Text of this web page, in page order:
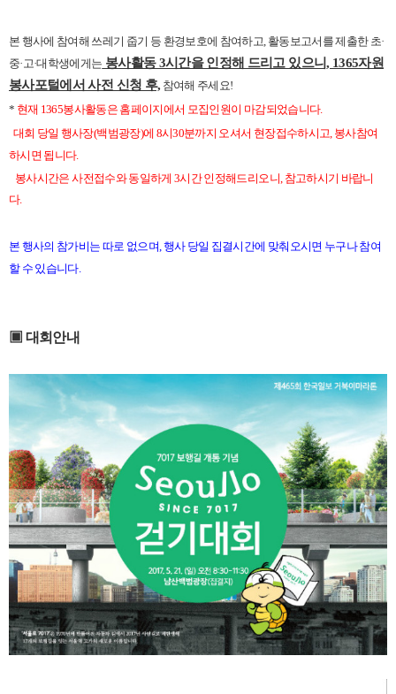
본 행사에 참여해 쓰레기 줍기 등 환경보호에 참여하고, 활동보고서를 제출한 초·
중·고·대학생에게는 봉사활동 3시간을 인정해 드리고 있으니, 1365자원
봉사포털에서 사전 신청 후, 참여해 주세요!
* 현재 1365봉사활동은 홈페이지에서 모집인원이 마감되었습니다.
대회 당일 행사장(백범광장)에 8시30분까지 오셔서 현장접수하시고, 봉사참여
하시면 됩니다.
봉사시간은 사전접수와 동일하게 3시간 인정해드리오니, 참고하시기 바랍니
다.
본 행사의 참가비는 따로 없으며, 행사 당일 집결시간에 맞춰오시면 누구나 참여
할 수 있습니다.
▣ 대회안내